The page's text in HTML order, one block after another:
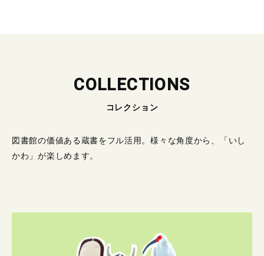
COLLECTIONS
コレクション
図書館の価値ある蔵書をフル活用。様々な角度から、「いし
かわ」が楽しめます。